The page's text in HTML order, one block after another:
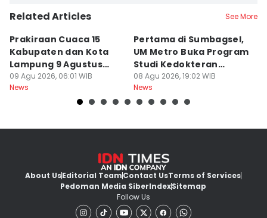
Related Articles See More
Prakiraan Cuaca 15
Kabupaten dan Kota
Lampung 9 Agustus
2026
09 Agu 2026, 06:01 WIB
News
Pertama di Sumbagsel,
UM Metro Buka Program
Studi Kedokteran
Hewan
08 Agu 2026, 19:02 WIB
News
About UsEditorial TeamContact UsTerms of Services
Pedoman Media SiberIndexSitemap
Follow Us